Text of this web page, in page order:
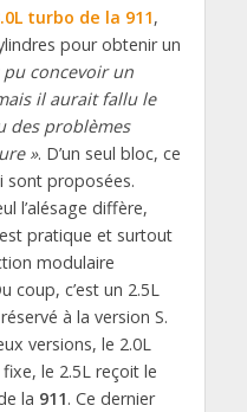
turbo de la 911,
pour obtenir un
concevoir un
il aurait fallu le
des problèmes
». D’un seul bloc, ce
sont proposées.
l’alésage diffère,
pratique et surtout
modulaire
coup, c’est un 2.5L
à la version S.
versions, le 2.0L
le 2.5L reçoit le
la 911. Ce dernier